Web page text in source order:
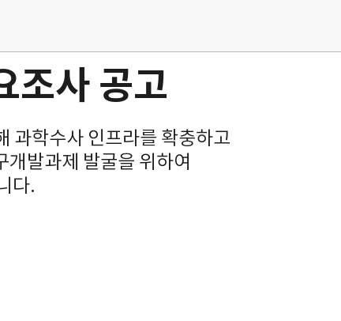
조사 공고
과학수사 인프라를 확충하고
발과제 발굴을 위하여
다.